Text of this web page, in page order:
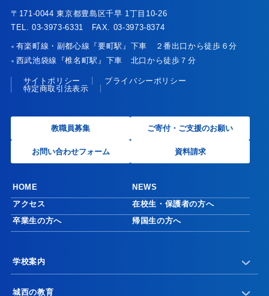
〒171-0044 東京都豊島区千早 1丁目10-26
TEL. 03-3973-6331 FAX. 03-3973-8374
● 有楽町線・副都心線『要町駅』下車 ２番出口から徒歩６分
● 西武池袋線『椎名町駅』下車 北口から徒歩７分
サイトポリシー
プライバシーポリシー
特定商取引法表示
教職員募集 ご寄付・ご支援のお願い
お問い合わせフォーム 資料請求
HOME
NEWS
アクセス
在校生・保護者の方へ
卒業生の方へ
帰国生の方へ
学校案内
城西の教育